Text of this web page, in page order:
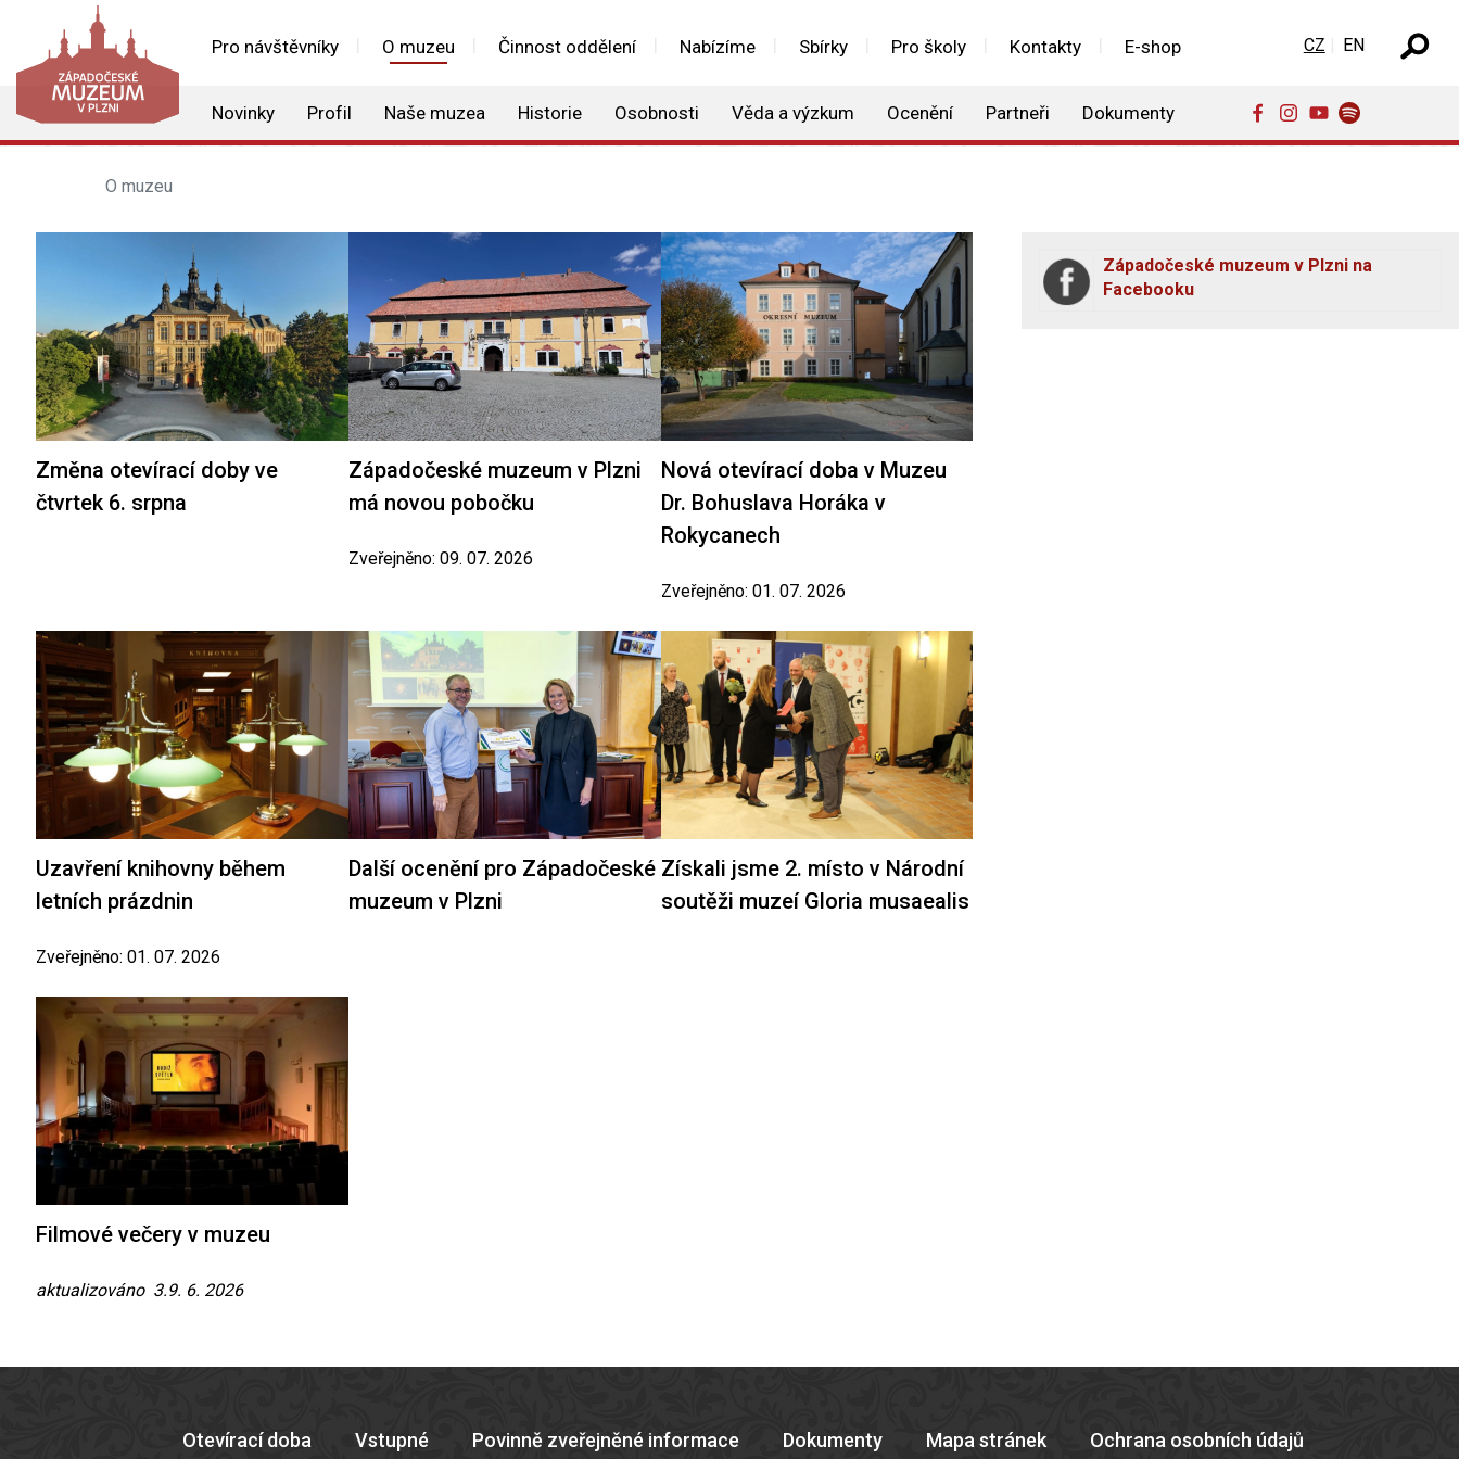
Pro návštěvníky O muzeu Činnost oddělení Nabízíme Sbírky Pro školy Kontakty E-shop
Novinky Profil Naše muzea Historie Osobnosti Věda a výzkum Ocenění Partneři Dokumenty
Zvolte jazyk
CZ EN
O muzeu
Změna otevírací doby ve
čtvrtek 6. srpna
Západočeské muzeum v Plzni
má novou pobočku
Zveřejněno: 09. 07. 2026
Nová otevírací doba v Muzeu
Dr. Bohuslava Horáka v
Rokycanech
Zveřejněno: 01. 07. 2026
Uzavření knihovny během
letních prázdnin
Zveřejněno: 01. 07. 2026
Další ocenění pro Západočeské
muzeum v Plzni
Získali jsme 2. místo v Národní
soutěži muzeí Gloria musaealis
Filmové večery v muzeu
aktualizováno 3.9. 6. 2026
Západočeské muzeum v Plzni na
Facebooku
Otevírací doba Vstupné Povinně zveřejněné informace Dokumenty Mapa stránek Ochrana osobních údajů